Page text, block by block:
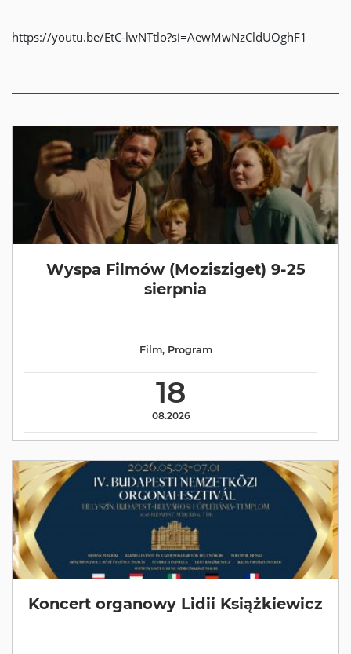
https://youtu.be/EtC-lwNTtlo?si=AewMwNzCldUOghF1
Wyspa Filmów (Mozisziget) 9-25
sierpnia
18
08.2026
Film, Program
Koncert organowy Lidii Książkiewicz